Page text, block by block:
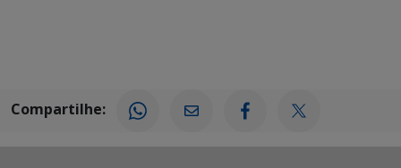
Compartilhe: